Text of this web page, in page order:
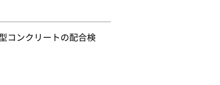
コンクリートの配合検